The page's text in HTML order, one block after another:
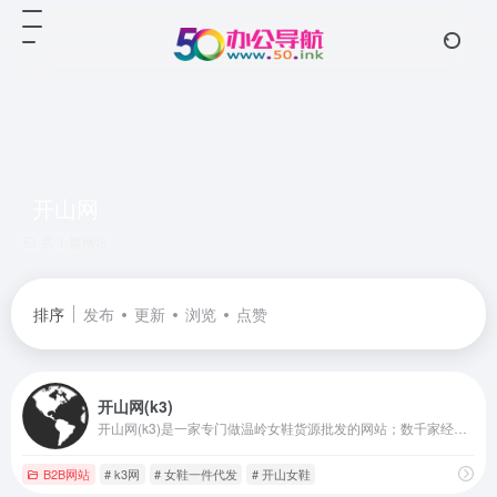
排序 发布 更新 浏览 点赞
开山网(k3)
B2B网站 # k3网 # 女鞋一件代发 # 开山女鞋